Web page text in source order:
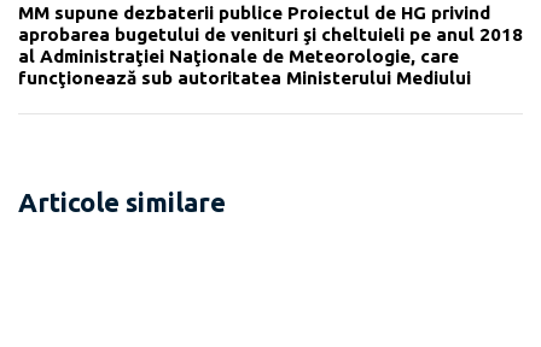
MM supune dezbaterii publice Proiectul de HG privind
aprobarea bugetului de venituri şi cheltuieli pe anul 2018
al Administraţiei Naţionale de Meteorologie, care
funcţionează sub autoritatea Ministerului Mediului
Articole similare